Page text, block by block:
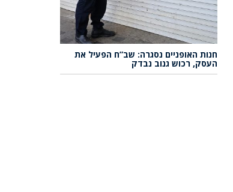
חנות האופניים נסגרה: שב”ח הפעיל את
העסק, רכוש גנוב נבדק